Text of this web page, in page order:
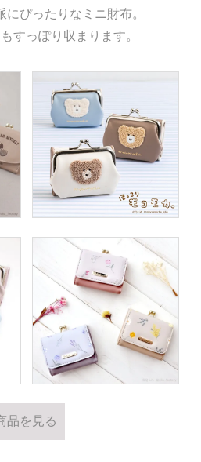
にぴったりなミニ財布。
すっぽり収まります。
品を見る